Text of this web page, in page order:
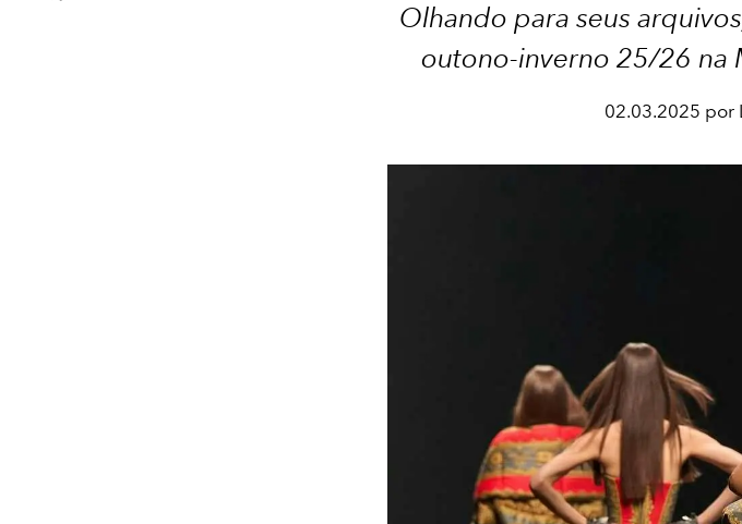
Olhando para seus
outono-inverno 25/26 na
02.03.2025 por